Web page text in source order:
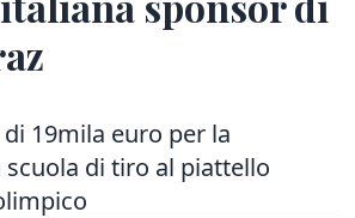
19mila euro per la
scuola di tiro al piattello